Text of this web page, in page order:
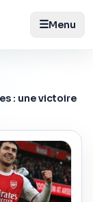
☰Menu
: une victoire